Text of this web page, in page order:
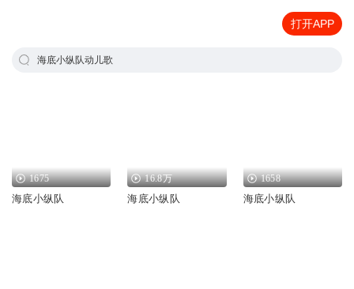
打开APP
海底小纵队动儿歌
1675
海底小纵队
16.8万
海底小纵队
1658
海底小纵队